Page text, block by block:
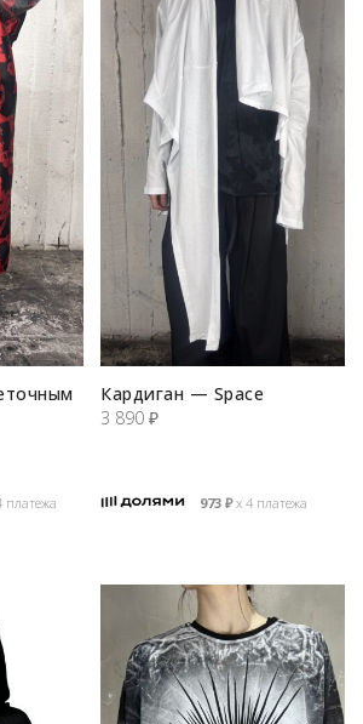
платежа
Кардиган — Space
3 890 ₽
973 ₽х 4 платежа